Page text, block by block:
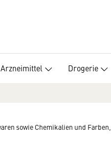
Arzneimittel Drogerie
sowie Chemikalien und Farben,